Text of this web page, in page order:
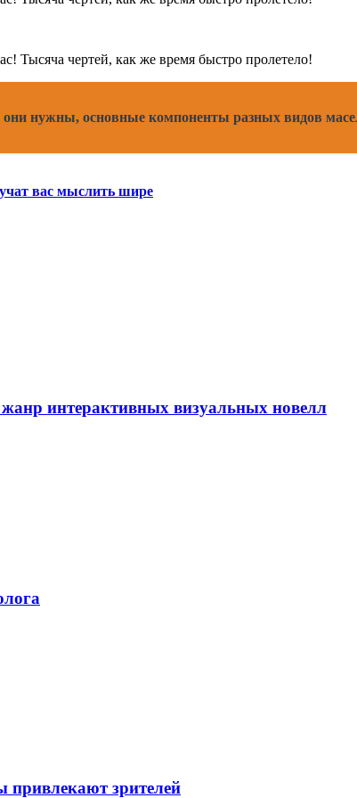
нужны, основные компоненты разных видов
вас мыслить шире
интерактивных визуальных новелл
зрителей